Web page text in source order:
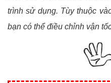
trình sử dụng. Tùy thuộc
bạn có thể điều chỉnh vận